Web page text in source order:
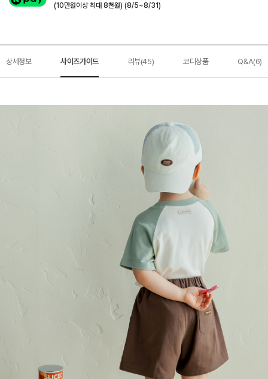
(10만원이상 최대 8천원) (8/5~8/31)
상세정보 사이즈가이드 리뷰(45) 코디상품 Q&A(6)